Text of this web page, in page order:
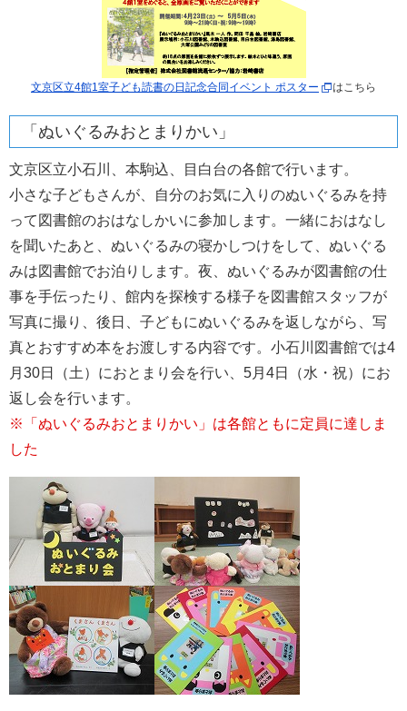
文京区立4館1室子ども読書の日記念合同イベント ポスター はこちら
「ぬいぐるみおとまりかい」
文京区立小石川、本駒込、目白台の各館で行います。
小さな子どもさんが、自分のお気に入りのぬいぐるみを持
って図書館のおはなしかいに参加します。一緒におはなし
を聞いたあと、ぬいぐるみの寝かしつけをして、ぬいぐる
みは図書館でお泊りします。夜、ぬいぐるみが図書館の仕
事を手伝ったり、館内を探検する様子を図書館スタッフが
写真に撮り、後日、子どもにぬいぐるみを返しながら、写
真とおすすめ本をお渡しする内容です。小石川図書館では4
月30日（土）におとまり会を行い、5月4日（水・祝）にお
返し会を行います。
※「ぬいぐるみおとまりかい」は各館ともに定員に達しま
した